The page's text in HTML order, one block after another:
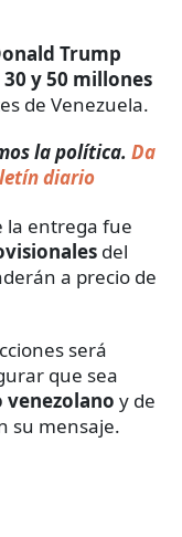
Trump
30 y 50 millones
de Venezuela.
la política. Da
diario
la entrega fue
del
a precio de
será
que sea
y de
su mensaje.